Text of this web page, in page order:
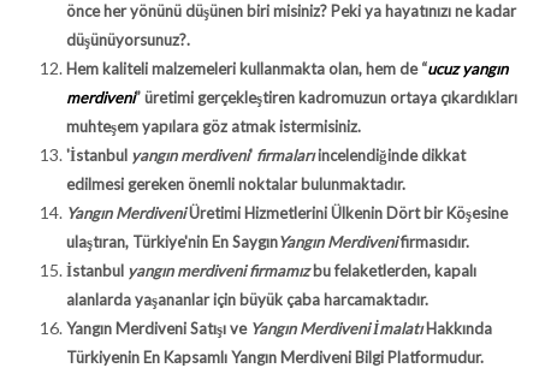
önce her yönünü düşünen biri misiniz? Peki ya hayatınızı ne kadar
düşünüyorsunuz?.
Hem kaliteli malzemeleri kullanmakta olan, hem de “ucuz yangın
merdiveni” üretimi gerçekleştiren kadromuzun ortaya çıkardıkları
muhteşem yapılara göz atmak istermisiniz.
'İstanbul yangın merdiveni' firmalarıincelendiğinde dikkat
edilmesi gereken önemli noktalar bulunmaktadır.
Yangın MerdiveniÜretimi Hizmetlerini Ülkenin Dört bir Köşesine
ulaştıran, Türkiye'nin En SaygınYangın Merdivenifirmasıdır.
İstanbul yangın merdiveni firmamızbu felaketlerden, kapalı
alanlarda yaşananlar için büyük çaba harcamaktadır.
Yangın Merdiveni Satışı ve Yangın Merdiveni İmalatıHakkında
Türkiyenin En Kapsamlı Yangın Merdiveni Bilgi Platformudur.